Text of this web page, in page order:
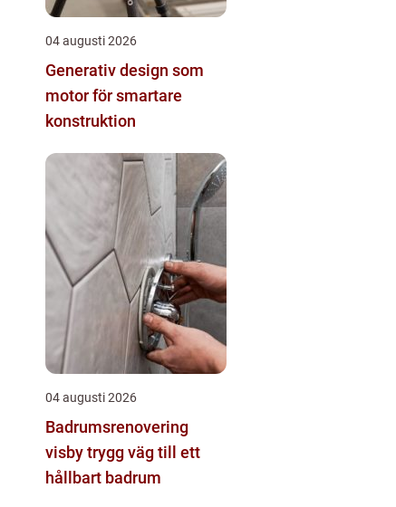
04 augusti 2026
Generativ design som
motor för smartare
konstruktion
04 augusti 2026
Badrumsrenovering
visby trygg väg till ett
hållbart badrum